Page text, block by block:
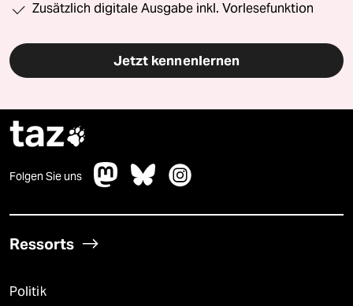
Zusätzlich digitale Ausgabe inkl. Vorlesefunktion
Jetzt kennenlernen
taz
Folgen Sie uns
Ressorts
Politik